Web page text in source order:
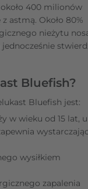
400 milionów
astmą. Około 80%
nieżytu
Bluefish?
Bluefish jest:
w wieku od 15 lat, u
wysiłkiem
zapalenia